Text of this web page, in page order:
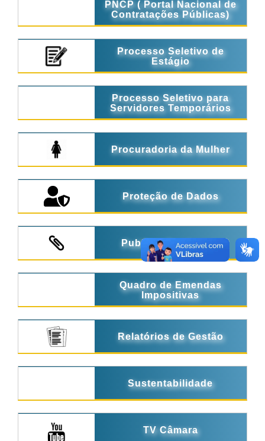
PNCP ( Portal Nacional de
Contratações Públicas)
Processo Seletivo de
Estágio
Processo Seletivo para
Servidores Temporários
Procuradoria da Mulher
Proteção de Dados
Publicações Legais
Quadro de Emendas
Impositivas
Relatórios de Gestão
Sustentabilidade
TV Câmara